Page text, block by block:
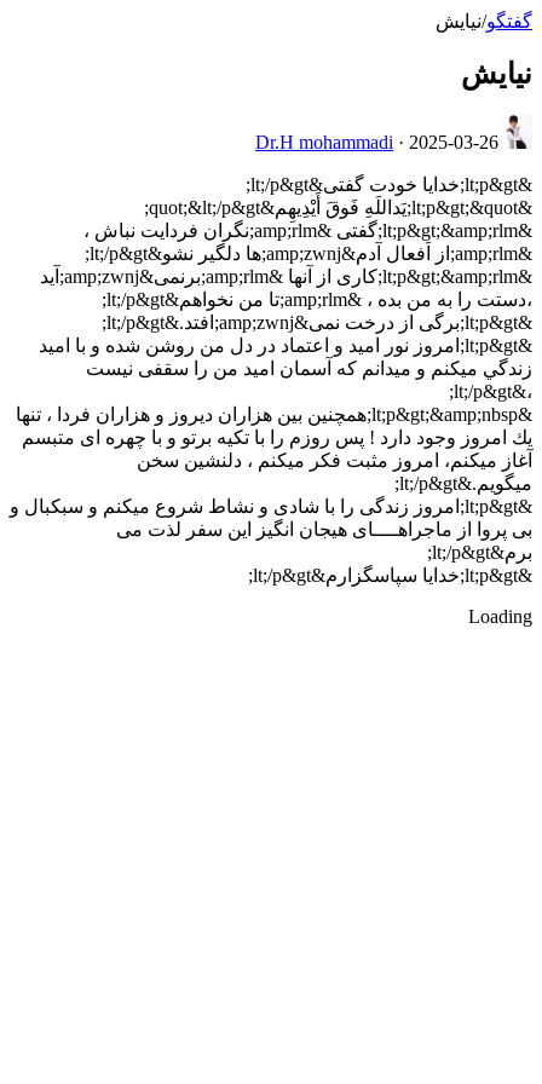
گفتگو/نیایش
نیایش
Dr.H mohammadi · 2025-03-26
&lt;p&gt;خدایا خودت گفتی&lt;/p&gt;
&lt;p&gt;&quot;یَداللَهِ فَوقَ أَیْدِیهِم&quot;&lt;/p&gt;
&lt;p&gt;&amp;rlm;گفتی &amp;rlm;نگران فردایت نباش ،
&amp;rlm;از اَفعال آدم&amp;zwnj;ها دلگیر نشو&lt;/p&gt;
&lt;p&gt;&amp;rlm;کاری از آنها &amp;rlm;برنمی&amp;zwnj;آید
،دستت را به من بده ، &amp;rlm;تا من نخواهم&lt;/p&gt;
&lt;p&gt;برگی از درخت نمی&amp;zwnj;افتد.&lt;/p&gt;
&lt;p&gt;امروز نور امید و اعتماد در دل من روشن شده و با امید
زندگي ميکنم و میدانم که آسمان امید من را سقفی نيست
،&lt;/p&gt;
&lt;p&gt;&amp;nbsp;همچنین بین هزاران دیروز و هزاران فردا ، تنها
يك امروز وجود دارد ! پس روزم را با تکیه برتو و با چهره ای متبسم
آغاز میکنم، امروز مثبت فکر میکنم ، دلنشین سخن
میگویم.&lt;/p&gt;
&lt;p&gt;امروز زندگی را با شادی و نشاط شروع میکنم و سبکبال و
بی پروا از ماجراهــــای هیجان انگیز این سفر لذت می
برم&lt;/p&gt;
&lt;p&gt;خدایا سپاسگزارم&lt;/p&gt;
Loading